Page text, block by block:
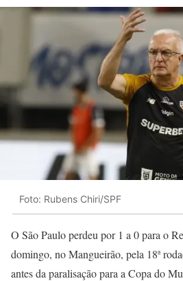
Foto: Rubens Chiri/SPF
O São Paulo perdeu por 1 a 0 para o
domingo, no Mangueirão, pela 18ª
antes da paralisação para a Copa do